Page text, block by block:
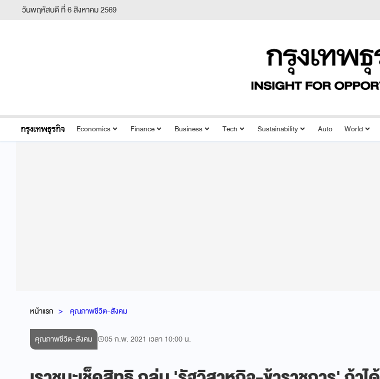
วันพฤหัสบดี ที่ 6 สิงหาคม 2569
Economics Finance Business Tech Sustainability Auto World
หน้าแรก คุณภาพชีวิต-สังคม
คุณภาพชีวิต-สังคม 05 ก.พ. 2021 เวลา 10:00 น.